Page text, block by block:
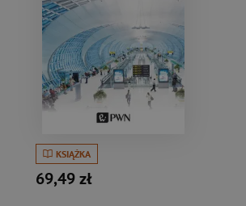
KSIĄŻKA
69,49 zł